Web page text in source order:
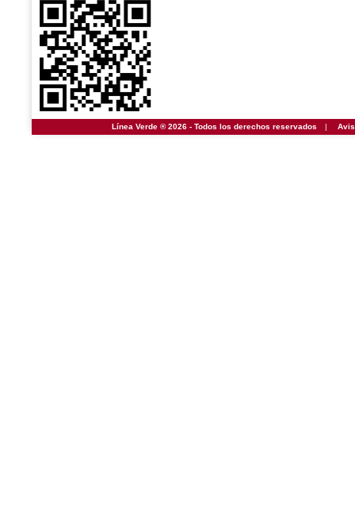
Línea Verde ® 2026 - Todos los derechos reservados |